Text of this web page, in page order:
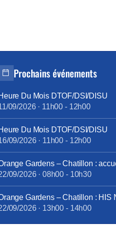
Prochains événements
Du Mois DTOF/DSI/DISU
09/2026· 11h00 - 12h00
Du Mois DTOF/DSI/DISU
09/2026· 11h00 - 12h00
Gardens – Chatillon :
09/2026· 08h00 - 10h30
Gardens – Chatillon : HIS
09/2026· 13h00 - 14h00